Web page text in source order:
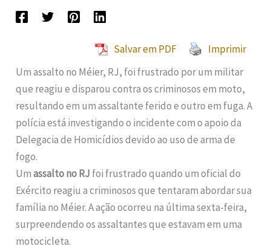
Salvar em PDF
Imprimir
Um assalto no Méier, RJ, foi frustrado por um militar
que reagiu e disparou contra os criminosos em moto,
resultando em um assaltante ferido e outro em fuga. A
polícia está investigando o incidente com o apoio da
Delegacia de Homicídios devido ao uso de arma de
fogo.
Umassalto no RJ foi frustrado quando um oficial do
Exército reagiu a criminosos que tentaram abordar sua
família no Méier. A ação ocorreu na última sexta-feira,
surpreendendo os assaltantes que estavam em uma
motocicleta.